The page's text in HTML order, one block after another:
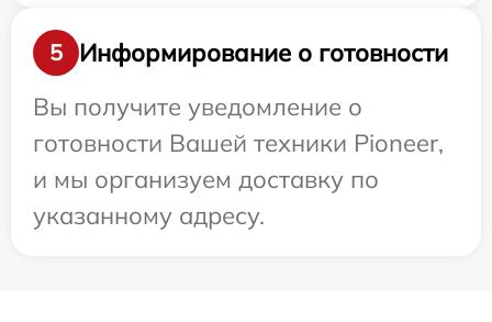
5
Информирование о готовности
Вы получите уведомление о
готовности Вашей техники Pioneer,
и мы организуем доставку по
указанному адресу.